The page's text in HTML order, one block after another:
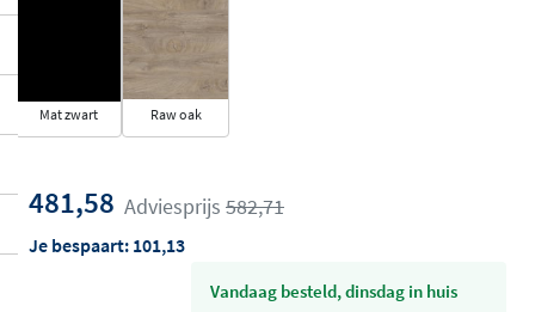
Mat zwart Raw oak
481,58 Adviesprijs 582,71
Je bespaart: 101,13
vandaag besteld, dinsdag in huis